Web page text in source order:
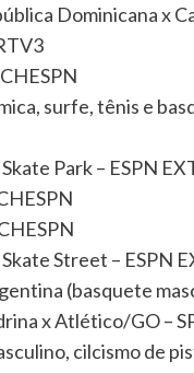
Dominicana x
surfe, tênis e
Park – ESPN
Street – ESPN
(basquete
x Atlético/GO –
cilcismo de